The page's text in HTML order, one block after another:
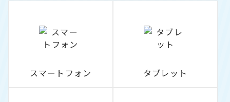
スマートフォン タブレット